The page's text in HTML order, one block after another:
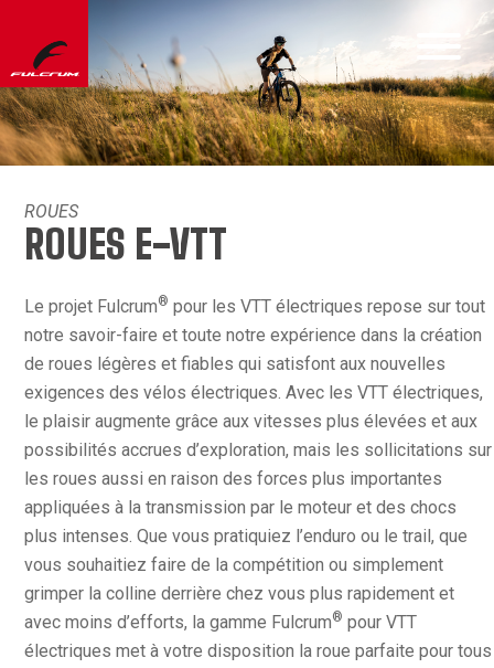
ROUES
ROUES E-VTT
Le projet Fulcrum® pour les VTT électriques repose sur tout
notre savoir-faire et toute notre expérience dans la création
de roues légères et fiables qui satisfont aux nouvelles
exigences des vélos électriques. Avec les VTT électriques,
le plaisir augmente grâce aux vitesses plus élevées et aux
possibilités accrues d’exploration, mais les sollicitations sur
les roues aussi en raison des forces plus importantes
appliquées à la transmission par le moteur et des chocs
plus intenses. Que vous pratiquiez l’enduro ou le trail, que
vous souhaitiez faire de la compétition ou simplement
grimper la colline derrière chez vous plus rapidement et
avec moins d’efforts, la gamme Fulcrum® pour VTT
électriques met à votre disposition la roue parfaite pour tous